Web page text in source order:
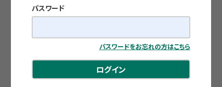
パスワード
パスワードをお忘れの方はこちら
ログイン
直行